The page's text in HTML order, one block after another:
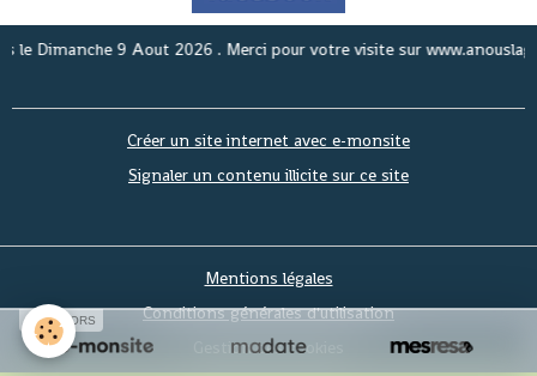
Dimanche 9 Aout 2026. Merci pour votre visite sur
Créer un site internet avec e-monsite
Signaler un contenu illicite sur ce site
Mentions légales
Conditions générales d'utilisation
Gestion des cookies
SPONSORS